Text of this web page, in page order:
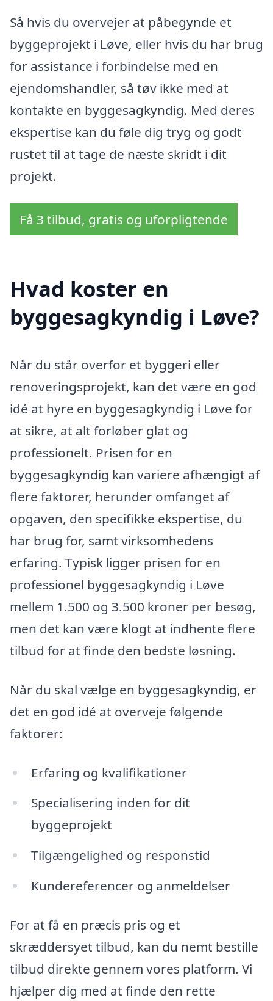
Så hvis du overvejer at påbegynde et
byggeprojekt i Løve, eller hvis du har brug
for assistance i forbindelse med en
ejendomshandler, så tøv ikke med at
kontakte en byggesagkyndig. Med deres
ekspertise kan du føle dig tryg og godt
rustet til at tage de næste skridt i dit
projekt.
Få 3 tilbud, gratis og uforpligtende
Hvad koster en
byggesagkyndig i Løve?
Når du står overfor et byggeri eller
renoveringsprojekt, kan det være en god
idé at hyre en byggesagkyndig i Løve for
at sikre, at alt forløber glat og
professionelt. Prisen for en
byggesagkyndig kan variere afhængigt af
flere faktorer, herunder omfanget af
opgaven, den specifikke ekspertise, du
har brug for, samt virksomhedens
erfaring. Typisk ligger prisen for en
professionel byggesagkyndig i Løve
mellem 1.500 og 3.500 kroner per besøg,
men det kan være klogt at indhente flere
tilbud for at finde den bedste løsning.
Når du skal vælge en byggesagkyndig, er
det en god idé at overveje følgende
faktorer:
Erfaring og kvalifikationer
Specialisering inden for dit
byggeprojekt
Tilgængelighed og responstid
Kundereferencer og anmeldelser
For at få en præcis pris og et
skræddersyet tilbud, kan du nemt bestille
tilbud direkte gennem vores platform. Vi
hjælper dig med at finde den rette